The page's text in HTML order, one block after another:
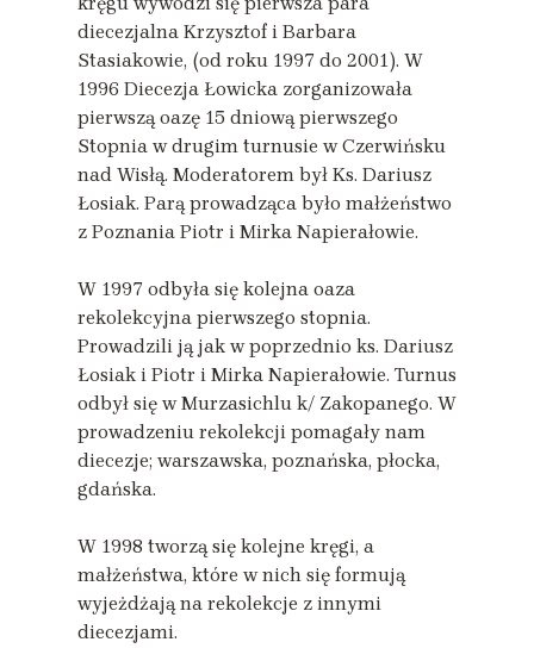
diecezjalna Krzysztof i Barbara
Stasiakowie, (od roku 1997 do 2001). W
1996 Diecezja Łowicka zorganizowała
pierwszą oazę 15 dniową pierwszego
Stopnia w drugim turnusie w Czerwińsku
nad Wisłą. Moderatorem był Ks. Dariusz
Łosiak. Parą prowadząca było małżeństwo
z Poznania Piotr i Mirka Napierałowie.
W 1997 odbyła się kolejna oaza
rekolekcyjna pierwszego stopnia.
Prowadzili ją jak w poprzednio ks. Dariusz
Łosiak i Piotr i Mirka Napierałowie. Turnus
odbył się w Murzasichlu k/ Zakopanego. W
prowadzeniu rekolekcji pomagały nam
diecezje; warszawska, poznańska, płocka,
gdańska.
W 1998 tworzą się kolejne kręgi, a
małżeństwa, które w nich się formują
wyjeżdżają na rekolekcje z innymi
diecezjami.